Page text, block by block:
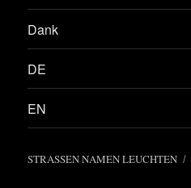
Dank
DE
EN
STRASSEN NAMEN LEUCHTEN